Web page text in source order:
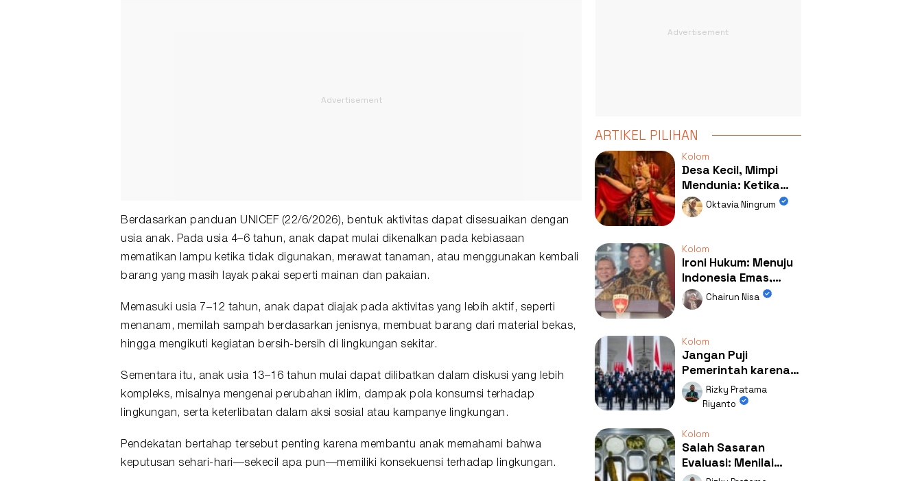
Berdasarkan panduan UNICEF (22/6/2026), bentuk aktivitas dapat disesuaikan dengan
usia anak. Pada usia 4–6 tahun, anak dapat mulai dikenalkan pada kebiasaan
mematikan lampu ketika tidak digunakan, merawat tanaman, atau menggunakan kembali
barang yang masih layak pakai seperti mainan dan pakaian.
Memasuki usia 7–12 tahun, anak dapat diajak pada aktivitas yang lebih aktif, seperti
menanam, memilah sampah berdasarkan jenisnya, membuat barang dari material bekas,
hingga mengikuti kegiatan bersih-bersih di lingkungan sekitar.
Sementara itu, anak usia 13–16 tahun mulai dapat dilibatkan dalam diskusi yang lebih
kompleks, misalnya mengenai perubahan iklim, dampak pola konsumsi terhadap
lingkungan, serta keterlibatan dalam aksi sosial atau kampanye lingkungan.
Pendekatan bertahap tersebut penting karena membantu anak memahami bahwa
keputusan sehari-hari—sekecil apa pun—memiliki konsekuensi terhadap lingkungan.
ARTIKEL PILIHAN
Kolom
Desa Kecil, Mimpi
Mendunia: Ketika
Kolaborasi
Mengubah Wajah
Oktavia Ningrum
Kolom
Ironi Hukum: Menuju
Indonesia Emas,
Ternyata Emasnya
Ada di Rumah Febrie!
Chairun Nisa
Kolom
Jangan Puji
Pemerintah karena
Kerja: Mengapa
Publik Begitu Mudah
Rizky Pratama
Riyanto
Kolom
Salah Sasaran
Evaluasi: Menilai
Program MBG Lewat